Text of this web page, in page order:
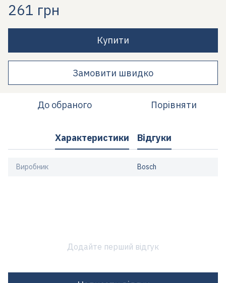
261 грн
Купити
Замовити швидко
До обраного Порівняти
Характеристики Відгуки
Виробник Bosch
Додайте перший відгук